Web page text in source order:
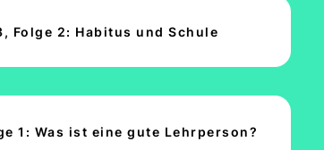
Folge 2: Habitus und Schule
1: Was ist eine gute Lehrperson?